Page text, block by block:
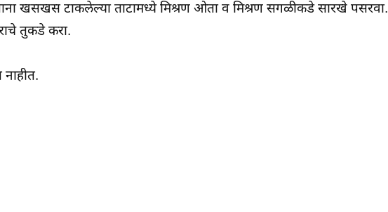
खसखस टाकलेल्या ताटामध्ये मिश्रण ओता व मिश्रण सगळीकडे सारखे पसरवा.
तुकडे करा.